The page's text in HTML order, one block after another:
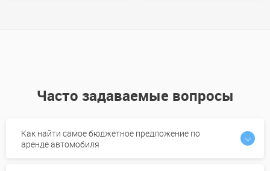
Часто задаваемые вопросы
Как найти самое бюджетное предложение по
аренде автомобиля